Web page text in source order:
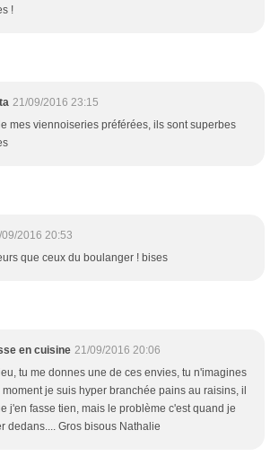
!
21/09/2016 23:15
mes viennoiseries préférées, ils sont superbes
2016 20:53
que ceux du boulanger ! bises
en cuisine 21/09/2016 20:06
tu me donnes une de ces envies, tu n'imagines
moment je suis hyper branchée pains au raisins, il
j'en fasse tien, mais le problème c'est quand je
dedans.... Gros bisous Nathalie